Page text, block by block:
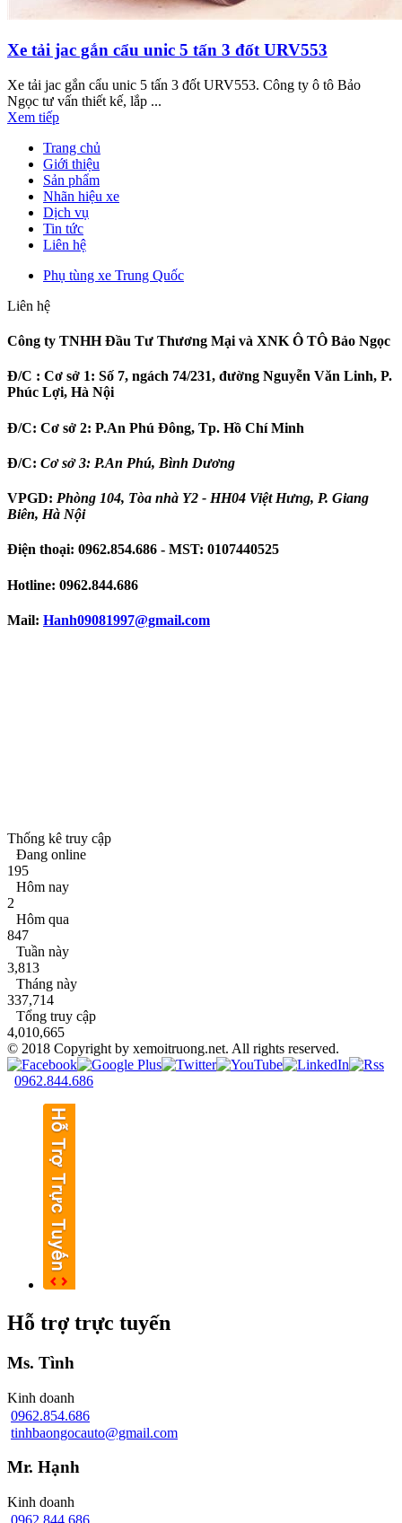
Xe tải jac gắn cẩu unic 5 tấn 3 đốt URV553
Xe tải jac gắn cẩu unic 5 tấn 3 đốt URV553. Công ty ô tô Bảo
Ngọc tư vấn thiết kế, lắp ...
Xem tiếp
Trang chủ
Giới thiệu
Sản phẩm
Nhãn hiệu xe
Dịch vụ
Tin tức
Liên hệ
Phụ tùng xe Trung Quốc
Liên hệ
Công ty TNHH Đầu Tư Thương Mại và XNK Ô TÔ Bảo Ngọc
Đ/C : Cơ sở 1: Số 7, ngách 74/231, đường Nguyễn Văn Linh, P.
Phúc Lợi, Hà Nội
Đ/C: Cơ sở 2: P.An Phú Đông, Tp. Hồ Chí Minh
Đ/C: Cơ sở 3: P.An Phú, Bình Dương
VPGD: Phòng 104, Tòa nhà Y2 - HH04 Việt Hưng, P. Giang
Biên, Hà Nội
Điện thoại: 0962.854.686 - MST: 0107440525
Hotline: 0962.844.686
Mail: Hanh09081997@gmail.com
Thống kê truy cập
Đang online
195
Hôm nay
2
Hôm qua
847
Tuần này
3,813
Tháng này
337,714
Tổng truy cập
4,010,665
© 2018 Copyright by xemoitruong.net. All rights reserved.
0962.844.686
Hỗ trợ trực tuyến
Ms. Tình
Kinh doanh
0962.854.686
tinhbaongocauto@gmail.com
Mr. Hạnh
Kinh doanh